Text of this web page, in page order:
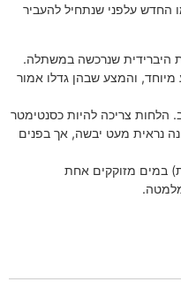
עלפני שנתחיל להעביר
היברידית שנרכשה במשתלה.
מיוחד, והמצע שבהן גדלו אמור
הלחות צריכה להיות כסנטימטר
נראית מעט יבשה, אך בפנים
במים מזוקקים אחת